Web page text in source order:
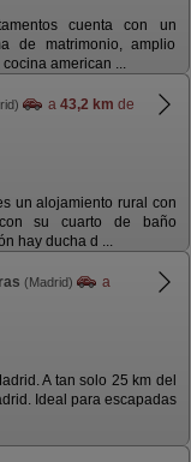
cuenta con un
de matrimonio, amplio
american ...
a 43,2 km de
un alojamiento rural con
su cuarto de baño
hay ducha d ...
(Madrid)
a
A tan solo 25 km del
Ideal para escapadas